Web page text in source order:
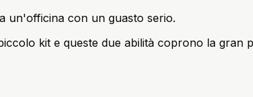
un'officina con un guasto serio.
kit e queste due abilità coprono la gran